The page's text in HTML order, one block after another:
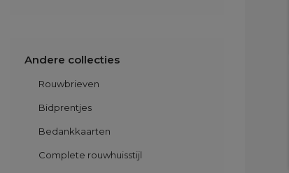
Andere collecties
Rouwbrieven
Bidprentjes
Bedankkaarten
Complete rouwhuisstijl